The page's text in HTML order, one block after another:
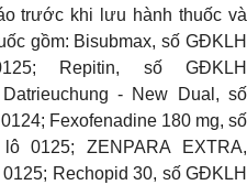
trước khi lưu hành thuốc và
gồm: Bisubmax, số GĐKLH
Repitin, số GĐKLH
- New Dual, số
Fexofenadine 180 mg, số
0125; ZENPARA EXTRA,
Rechopid 30, số GĐKLH